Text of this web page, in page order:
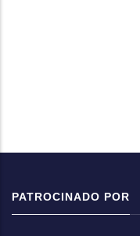
PATROCINADO POR